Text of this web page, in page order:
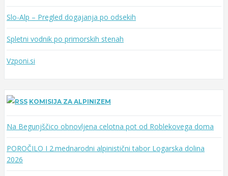
Slo-Alp – Pregled dogajanja po odsekih
Spletni vodnik po primorskih stenah
Vzponi.si
KOMISIJA ZA ALPINIZEM
Na Begunjščico obnovljena celotna pot od Roblekovega doma
POROČILO I 2.mednarodni alpinistični tabor Logarska dolina
2026